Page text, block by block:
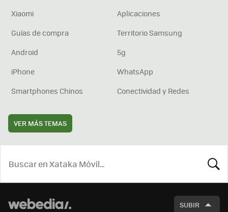
Xiaomi
Aplicaciones
Guías de compra
Territorio Samsung
Android
5g
iPhone
WhatsApp
Smartphones Chinos
Conectividad y Redes
VER MÁS TEMAS
SUBIR